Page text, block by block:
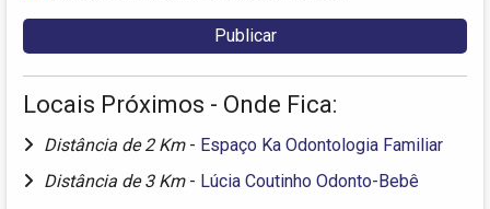
Locais Próximos - Onde Fica:
Distância de 2 Km - Espaço Ka Odontologia Familiar
Distância de 3 Km - Lúcia Coutinho Odonto-Bebê